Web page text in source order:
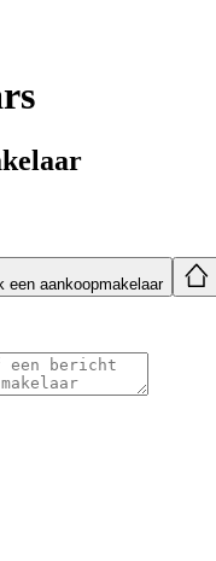
een aankoopmakelaar